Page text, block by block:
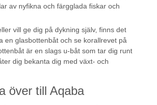
av nyfikna och färgglada fiskar och
vill ge dig på dykning själv, finns det
en glasbottenbåt och se korallrevet på
är en slags u-båt som tar dig runt
dig bekanta dig med växt- och
över till Aqaba